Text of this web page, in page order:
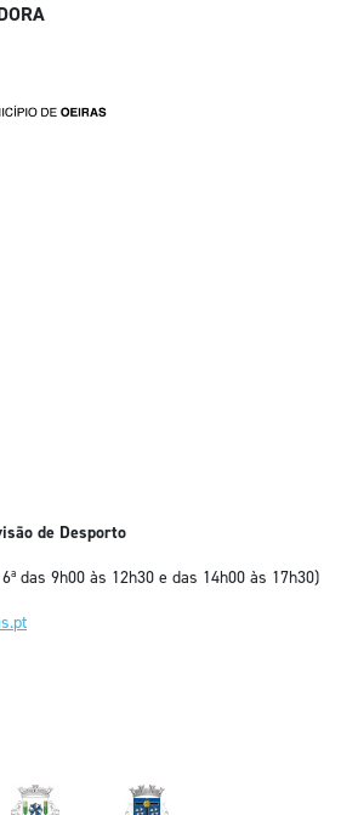
de Desporto
6ª das 9h00 às 12h30 e das 14h00 às 17h30)